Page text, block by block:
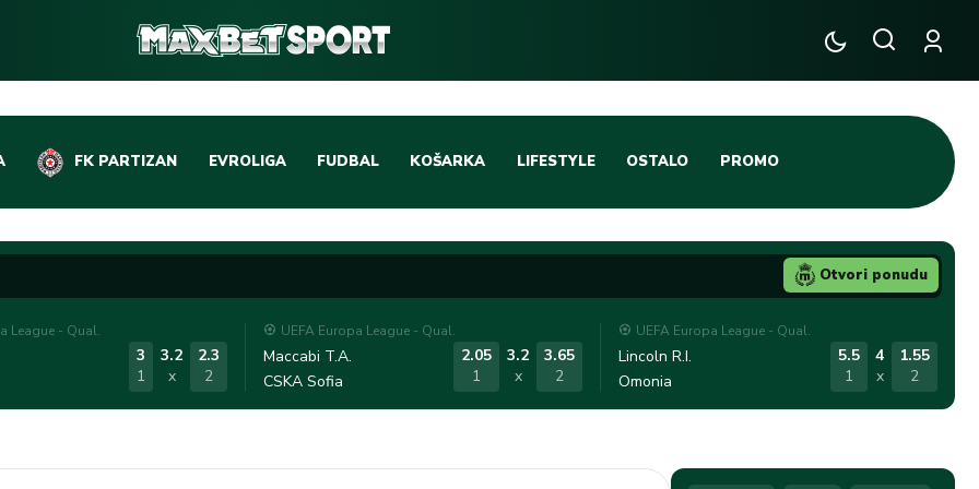
FK PARTIZAN EVROLIGA FUDBAL
DOMAĆI FUDBAL
LIGE PETICE
OSTALE LIGE
KOŠARKA
EVROLIGA
ABA LIGA
REPREZENTATIVNA KOŠARKA
LIFESTYLE OSTALO
TENIS
TIFO SCENA
KROZ OBRUČ!
PROMO
League - Qual.
3
1
3.2
x
2.3
2
UEFA Europa League - Qual.
Maccabi T.A.
CSKA Sofia
2.05
1
3.2
x
3.65
2
UEFA Europa League - Qual.
Lincoln R.I.
Omonia
5.5
1
4
x
1.55
2
Otvori ponudu